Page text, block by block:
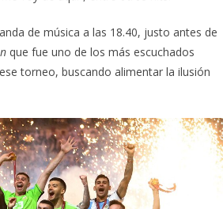
de música a las 18.40, justo antes de
que fue uno de los más escuchados
torneo, buscando alimentar la ilusión